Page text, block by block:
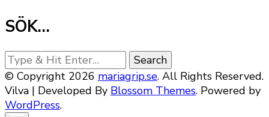
SÖK…
Looking
for
Something?
© Copyright 2026 mariagrip.se. All Rights Reserved.
Vilva | Developed By Blossom Themes. Powered by
WordPress.